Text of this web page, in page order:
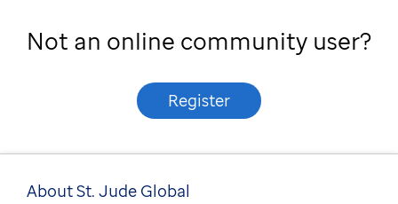
Not an online community user?
Register
About St. Jude Global